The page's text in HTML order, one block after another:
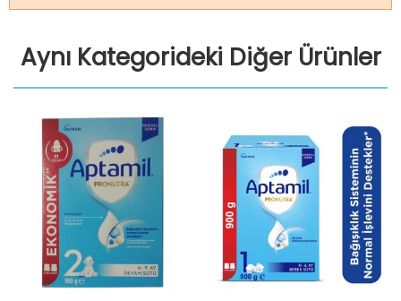
Aynı Kategorideki Diğer Ürünler